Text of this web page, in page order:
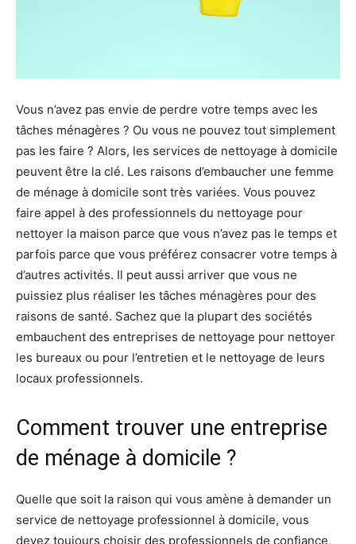
Vous n’avez pas envie de perdre votre temps avec les
tâches ménagères ? Ou vous ne pouvez tout simplement
pas les faire ? Alors, les services de nettoyage à domicile
peuvent être la clé. Les raisons d’embaucher une femme
de ménage à domicile sont très variées. Vous pouvez
faire appel à des professionnels du nettoyage pour
nettoyer la maison parce que vous n’avez pas le temps et
parfois parce que vous préférez consacrer votre temps à
d’autres activités. Il peut aussi arriver que vous ne
puissiez plus réaliser les tâches ménagères pour des
raisons de santé. Sachez que la plupart des sociétés
embauchent des entreprises de nettoyage pour nettoyer
les bureaux ou pour l’entretien et le nettoyage de leurs
locaux professionnels.
Comment trouver une entreprise
de ménage à domicile ?
Quelle que soit la raison qui vous amène à demander un
service de nettoyage professionnel à domicile, vous
devez toujours choisir des professionnels de confiance,